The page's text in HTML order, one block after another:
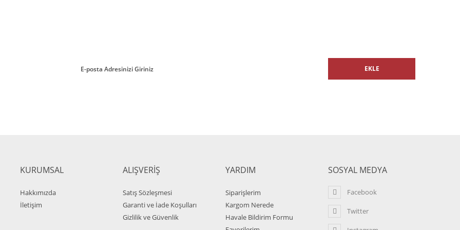
EKLE
KURUMSAL
Hakkımızda
İletişim
ALIŞVERİŞ
Satış Sözleşmesi
Garanti ve İade Koşulları
Gizlilik ve Güvenlik
YARDIM
Siparişlerim
Kargom Nerede
Havale Bildirim Formu
SOSYAL MEDYA
Facebook
Twitter